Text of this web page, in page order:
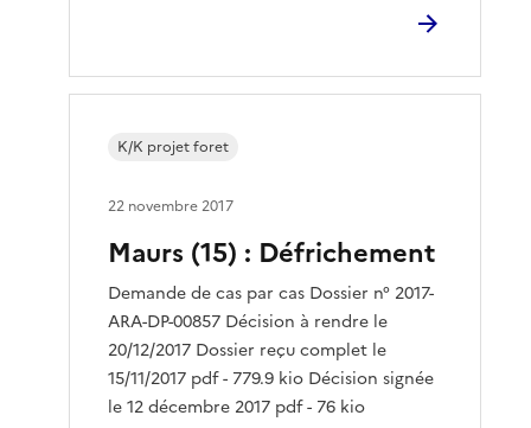
Maurs (15) : Défrichement
Demande de cas par cas Dossier n° 2017-
ARA-DP-00857 Décision à rendre le
20/12/2017 Dossier reçu complet le
15/11/2017 pdf - 779.9 kio Décision signée
le 12 décembre 2017 pdf - 76 kio
K/K projet foret
22 novembre 2017